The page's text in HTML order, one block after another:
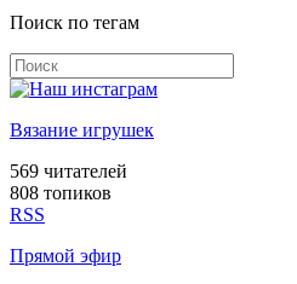
Поиск по тегам
Вязание игрушек
569 читателей
808 топиков
RSS
Прямой эфир